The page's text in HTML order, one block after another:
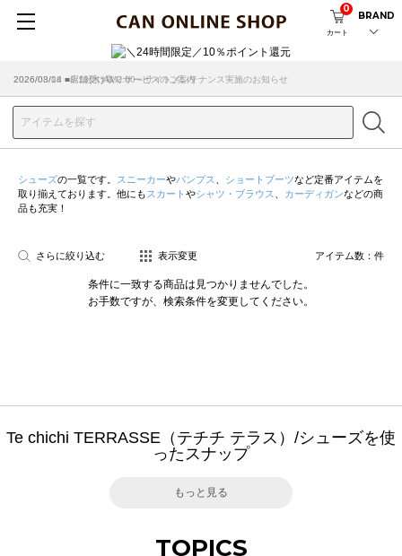
カート
0
BRAND
2026/08/04 ■8/13(木)AM2:00～サイトメンテナンス実施のお知らせ
2026/03/18 ■店舗受け取りサービスのご案内
シューズの一覧です。 スニーカーやパンプス ショートブーツなど定番アイテムを
取り揃えております。他にも スカート やシャツ・ブラウス カーディガンなどの商
品も充実！
さらに絞り込む 表示変更 アイテム数： 件
条件に一致する商品は見つかりませんでした。
お手数ですが、検索条件を変更してください。
Te chichi TERRASSE（テチチ テラス）/シューズを使
ったスナップ
もっと見る
TOPICS